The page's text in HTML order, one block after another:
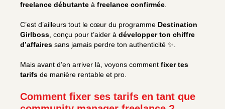
freelance débutante à freelance confirmée
C’est d’ailleurs tout le cœur du programme Destination
Girlboss, conçu pour t’aider à développer ton chiffre
d’affaires sans jamais perdre ton authenticité ✨.
Mais avant d’en arriver là, voyons comment fixer tes
tarifs de manière rentable et pro.
Comment fixer ses tarifs en tant que